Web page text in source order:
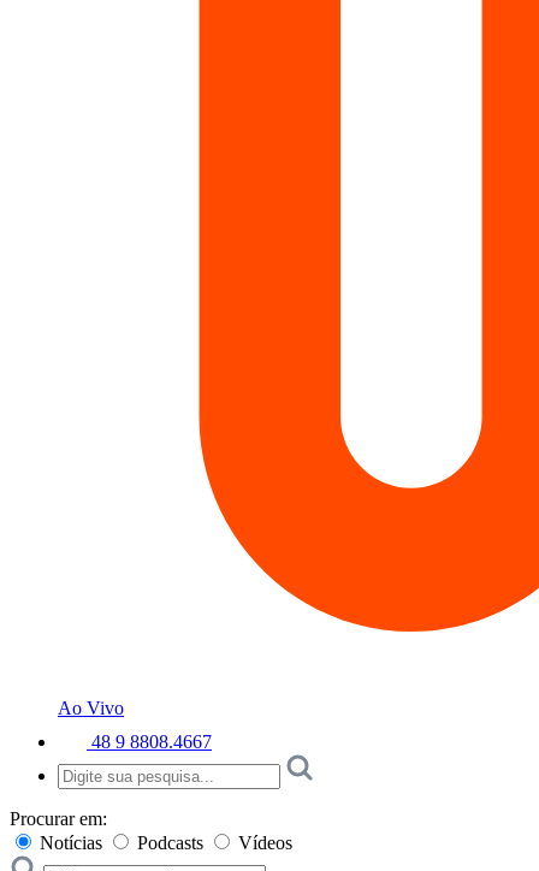
Ao Vivo
48 9 8808.4667
Procurar em:
Notícias
Podcasts Vídeos